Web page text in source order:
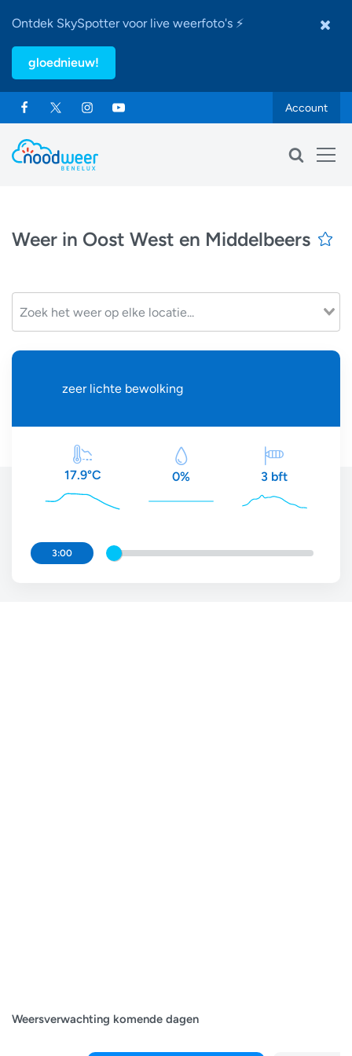
Ontdek SkySpotter voor live weerfoto's ⚡
gloednieuw!
Account
Weer in Oost West en Middelbeers
zeer lichte bewolking
17.9°C 0% 3 bft
3:00
Weersverwachting komende dagen